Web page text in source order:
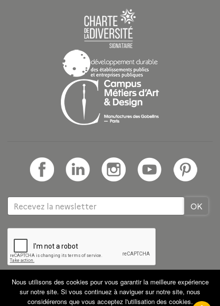
Tous droits réservés GRETA CDMA Partenaires
Mentions légales CGV Plan du site
Nous utilisons des cookies pour vous garantir la meilleure expérience
sur notre site. Si vous continuez à naviguer sur notre site, nous
considérerons que vous acceptez l'utilisation des cookies.